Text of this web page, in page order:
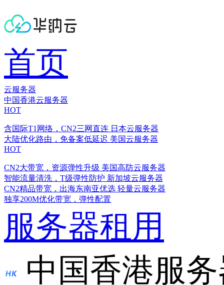
首页
云服务器
中国香港云服务器
HOT
含国际T1网络，CN2三网直连 日本云服务器
大陆优化路由，免备案低延迟 美国云服务器
HOT
CN2大带宽，资源弹性升级 美国高防云服务器
智能流量清洗，T级弹性防护 新加坡云服务器
CN2精品带宽，出海东南亚优选 轻量云服务器
独享200M优化带宽，弹性配置
服务器租用
中国香港服